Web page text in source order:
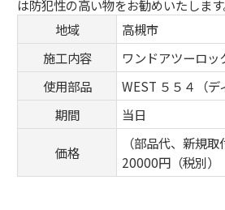
は防犯性の高い物をお勧めいたします
地域
高槻市
施工内容
ワンドアツーロッ
使用部品
WEST ５５４（デ
期間
当日
価格
（部品代、新規
20000円（税別）